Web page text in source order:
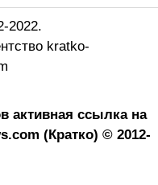
2022.
kratko-
активная ссылка на
(Кратко) © 2012-